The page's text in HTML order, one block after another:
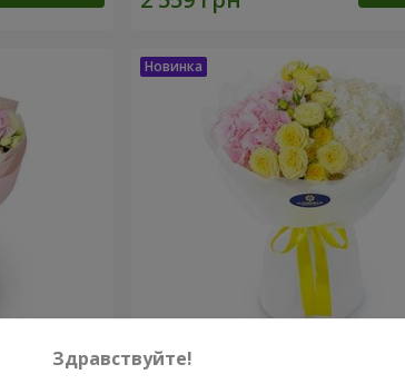
Букет "Монтана"
Здравствуйте!